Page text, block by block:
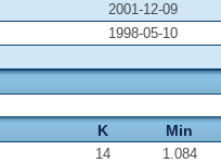
2001-12-09
1998-05-10
K Min
14
1.084